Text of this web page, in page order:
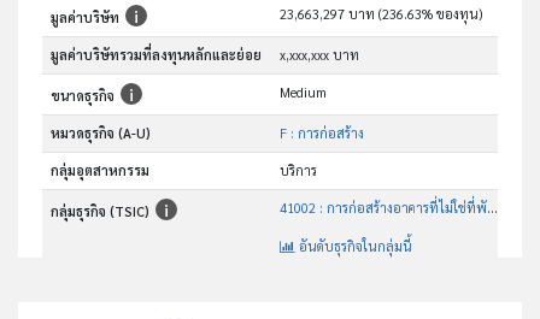
มูลค่าบริษัท 23,663,297 บาท (236.63% ของทุน)
มูลค่าบริษัทรวมที่ลงทุนหลักและย่อย x,xxx,xxx บาท
ขนาดธุรกิจ Medium
หมวดธุรกิจ (A-U) F : การก่อสร้าง
กลุ่มอุตสาหกรรม บริการ
กลุ่มธุรกิจ (TSIC) 41002 : การก่อสร้างอาคารที่ไม่ใช่ที่พักอาศัย
อันดับธุรกิจในกลุ่มนี้